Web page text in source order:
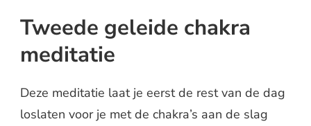
Tweede geleide chakra
meditatie
Deze meditatie laat je eerst de rest van de dag
loslaten voor je met de chakra’s aan de slag